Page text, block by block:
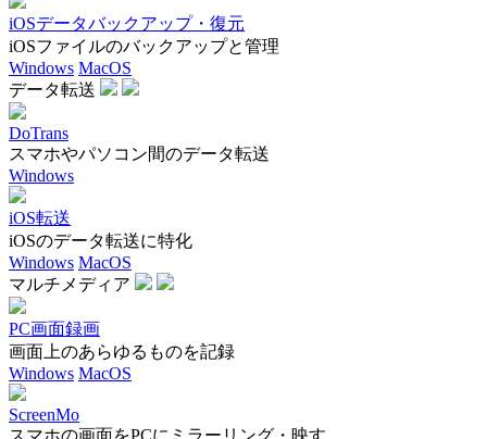
iOSデータバックアップ・復元
iOSファイルのバックアップと管理
Windows MacOS
データ転送
DoTrans
スマホやパソコン間のデータ転送
Windows
iOS転送
iOSのデータ転送に特化
Windows MacOS
マルチメディア
PC画面録画
画面上のあらゆるものを記録
Windows MacOS
ScreenMo
スマホの画面をPCにミラーリング・映す